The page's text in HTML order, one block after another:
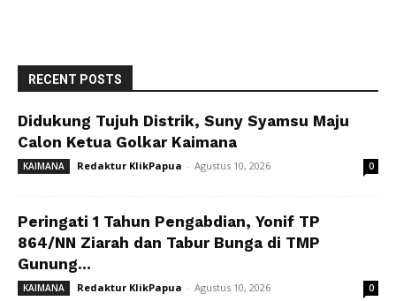
RECENT POSTS
Didukung Tujuh Distrik, Suny Syamsu Maju
Calon Ketua Golkar Kaimana
KAIMANA Redaktur KlikPapua - Agustus 10, 2026 0
Peringati 1 Tahun Pengabdian, Yonif TP
864/NN Ziarah dan Tabur Bunga di TMP
Gunung...
KAIMANA Redaktur KlikPapua - Agustus 10, 2026 0